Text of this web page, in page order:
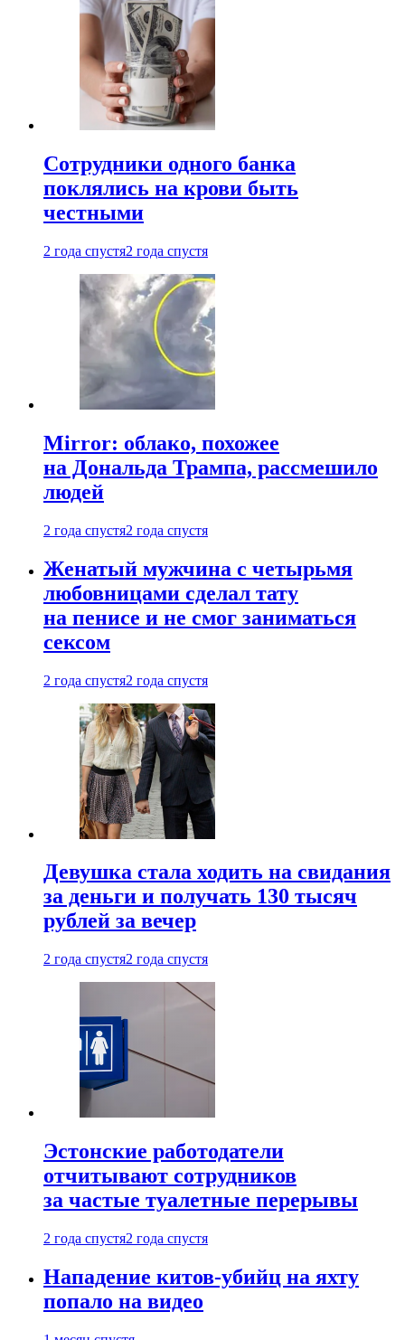
Сотрудники одного банка
поклялись на крови быть
честными
2 года спустя2 года спустя
Mirror: облако, похожее
на Дональда Трампа, рассмешило
людей
2 года спустя2 года спустя
Женатый мужчина с четырьмя
любовницами сделал тату
на пенисе и не смог заниматься
сексом
2 года спустя2 года спустя
Девушка стала ходить на свидания
за деньги и получать 130 тысяч
рублей за вечер
2 года спустя2 года спустя
Эстонские работодатели
отчитывают сотрудников
за частые туалетные перерывы
2 года спустя2 года спустя
Нападение китов-убийц на яхту
попало на видео